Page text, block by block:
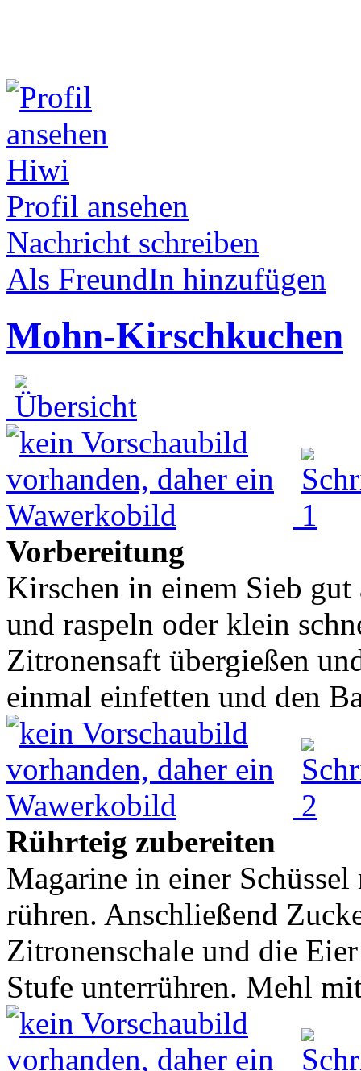
Hiwi
Profil ansehen
Nachricht schreiben
Als FreundIn hinzufügen
Mohn-Kirschkuchen
Vorbereitung
Kirschen in einem Sieb
und raspeln oder klein
Zitronensaft übergießen
einmal einfetten und den
Rührteig zubereiten
Magarine in einer
rühren. Anschließend
Zitronenschale und die
Stufe unterrühren. Mehl